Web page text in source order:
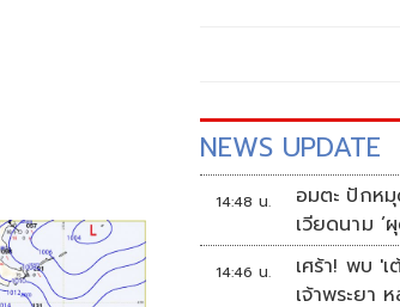
NEWS UPDATE
14:48 น.
อมตะ ปักหมุ
เวียดนาม
ฐานผลิต
14:46 น.
เศร้า! พบ '
เจ้าพระยา